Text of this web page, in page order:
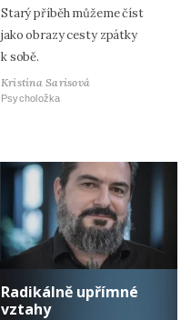
Starý příběh můžeme číst
jako obrazy cesty zpátky
k sobě.
Kristina Sarisová
Psycholožka
Radikálně upřímné
vztahy